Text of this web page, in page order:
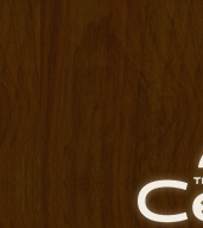
南船場・
「Ceppo
イタリアン
さまざまな
ステーキの
にご用意。
様にもぴっ